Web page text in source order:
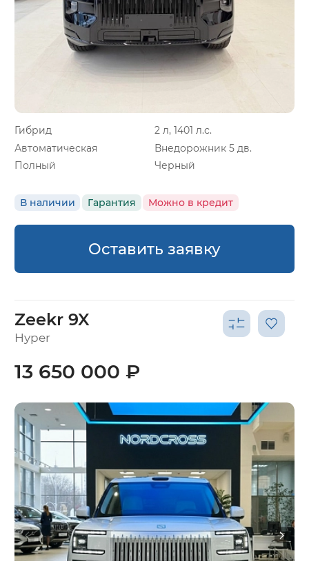
Гибрид
2 л, 1401 л.с.
Автоматическая
Внедорожник 5 дв.
Полный
Черный
В наличии Гарантия Можно в кредит
Оставить заявку
Zeekr 9X
Hyper
13 650 000 ₽